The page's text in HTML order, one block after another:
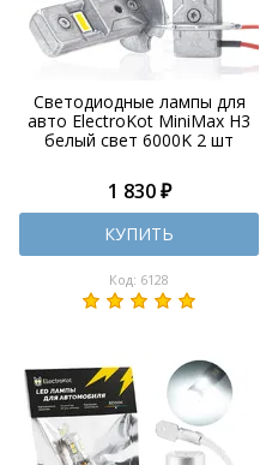
Светодиодные лампы для
авто ElectroKot MiniMax H3
белый свет 6000K 2 шт
1 830 ₽
КУПИТЬ
Код: 6128